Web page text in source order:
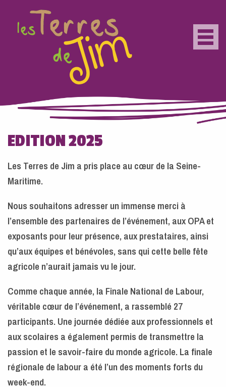
Aller au contenu principal
EDITION 2025
Les Terres de Jim a pris place au cœur de la Seine-
Maritime.
Nous souhaitons adresser un immense merci à
l’ensemble des partenaires de l’événement, aux OPA et
exposants pour leur présence, aux prestataires, ainsi
qu’aux équipes et bénévoles, sans qui cette belle fête
agricole n’aurait jamais vu le jour.
Comme chaque année, la Finale National de Labour,
véritable cœur de l’événement, a rassemblé 27
participants. Une journée dédiée aux professionnels et
aux scolaires a également permis de transmettre la
passion et le savoir-faire du monde agricole. La finale
régionale de labour a été l’un des moments forts du
week-end.